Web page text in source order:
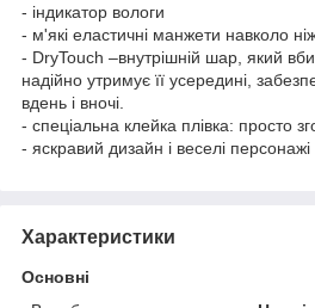
- індикатор вологи
- м'які еластичні манжети навколо
- DryTouch –внутрішній шар, який
надійно утримує її усередині,
вдень і вночі.
- спеціальна клейка плівка: просто
- яскравий дизайн і веселі персонажі
Характеристики
Основні